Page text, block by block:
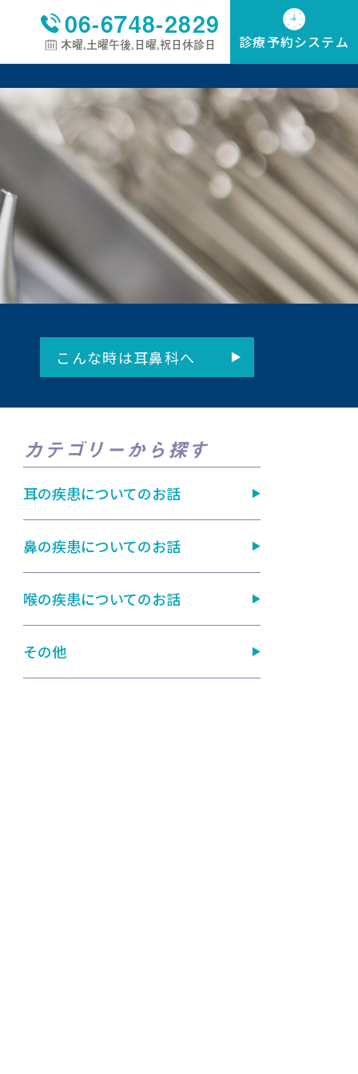
06-6748-2829
木曜,土曜午後,日曜,祝日休診日 診療予約システム
こんな時は耳鼻科へ
カテゴリーから探す
耳の疾患についてのお話
鼻の疾患についてのお話
喉の疾患についてのお話
その他